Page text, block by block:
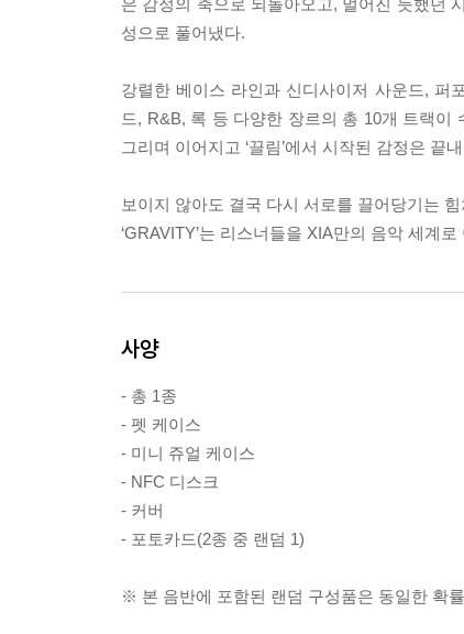
은 감정의 축으로 되돌아오고, 멀어진 듯했던
성으로 풀어냈다.
강렬한 베이스 라인과 신디사이저 사운드, 퍼
드, R&B, 록 등 다양한 장르의 총 10개 트랙이
그리며 이어지고 ‘끌림’에서 시작된 감정은 끝
보이지 않아도 결국 다시 서로를 끌어당기는 힘
‘GRAVITY’는 리스너들을 XIA만의 음악 세계
사양
- 총 1종
- 펫 케이스
- 미니 쥬얼 케이스
- NFC 디스크
- 커버
- 포토카드(2종 중 랜덤 1)
※ 본 음반에 포함된 랜덤 구성품은 동일한 확